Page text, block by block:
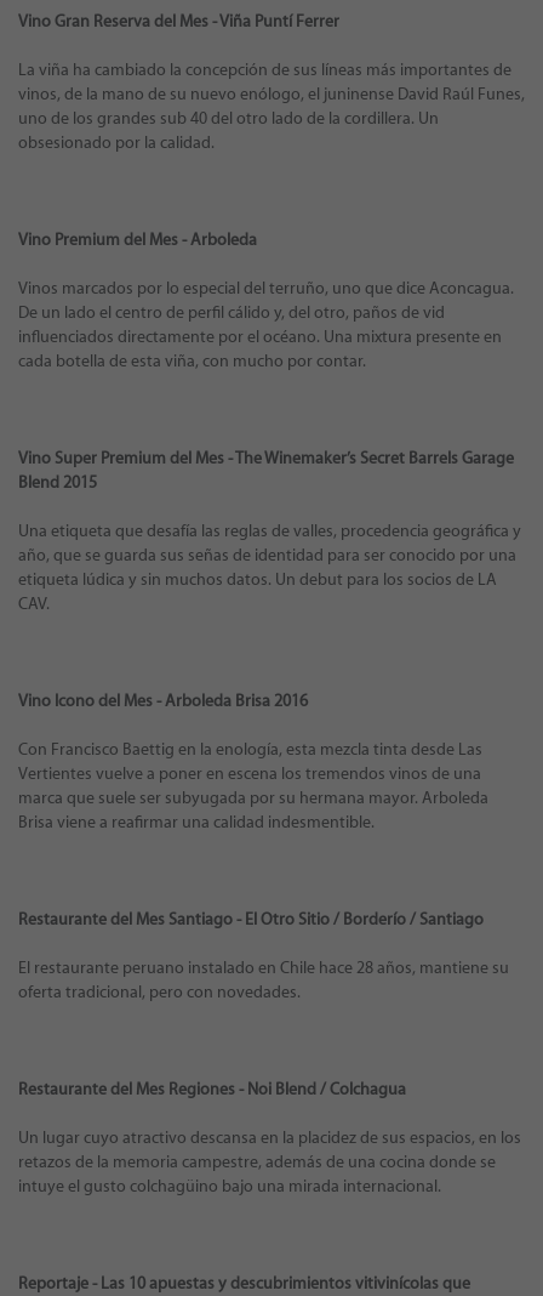
Vino Gran Reserva del Mes - Viña Puntí Ferrer
La viña ha cambiado la concepción de sus líneas más importantes de
vinos, de la mano de su nuevo enólogo, el juninense David Raúl Funes,
uno de los grandes sub 40 del otro lado de la cordillera. Un
obsesionado por la calidad.
Vino Premium del Mes - Arboleda
Vinos marcados por lo especial del terruño, uno que dice Aconcagua.
De un lado el centro de perfil cálido y, del otro, paños de vid
influenciados directamente por el océano. Una mixtura presente en
cada botella de esta viña, con mucho por contar.
Vino Super Premium del Mes - The Winemaker’s Secret Barrels Garage
Blend 2015
Una etiqueta que desafía las reglas de valles, procedencia geográfica y
año, que se guarda sus señas de identidad para ser conocido por una
etiqueta lúdica y sin muchos datos. Un debut para los socios de LA
CAV.
Vino Icono del Mes - Arboleda Brisa 2016
Con Francisco Baettig en la enología, esta mezcla tinta desde Las
Vertientes vuelve a poner en escena los tremendos vinos de una
marca que suele ser subyugada por su hermana mayor. Arboleda
Brisa viene a reafirmar una calidad indesmentible.
Restaurante del Mes Santiago - El Otro Sitio / Borderío / Santiago
El restaurante peruano instalado en Chile hace 28 años, mantiene su
oferta tradicional, pero con novedades.
Restaurante del Mes Regiones - Noi Blend / Colchagua
Un lugar cuyo atractivo descansa en la placidez de sus espacios, en los
retazos de la memoria campestre, además de una cocina donde se
intuye el gusto colchagüino bajo una mirada internacional.
Reportaje - Las 10 apuestas y descubrimientos vitivinícolas que